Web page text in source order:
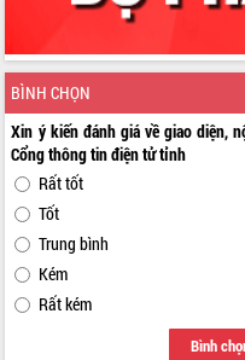
BÌNH CHỌN
Xin ý kiến đánh giá về giao diện,
Cổng thông tin điện tử tỉnh
Rất tốt
Tốt
Trung bình
Kém
Rất kém
Bình